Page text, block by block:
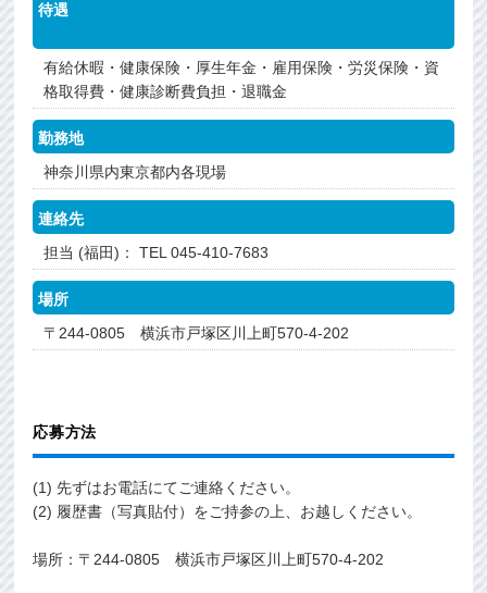
待遇
有給休暇・健康保険・厚生年金・雇用保険・労災保険・資
格取得費・健康診断費負担・退職金
勤務地
神奈川県内東京都内各現場
連絡先
担当 (福田)： TEL 045-410-7683
場所
〒244-0805 横浜市戸塚区川上町570-4-202
応募方法
(1) 先ずはお電話にてご連絡ください。
(2) 履歴書（写真貼付）をご持参の上、お越しください。
場所：〒244-0805 横浜市戸塚区川上町570-4-202